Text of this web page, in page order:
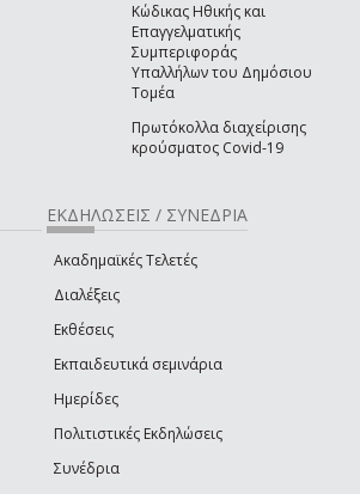
Κώδικας Ηθικής και
Επαγγελματικής
Συμπεριφοράς
Υπαλλήλων του Δημόσιου
Τομέα
Πρωτόκολλα διαχείρισης
κρούσματος Covid-19
ΕΚΔΗΛΩΣΕΙΣ / ΣΥΝΕΔΡΙΑ
Ακαδημαϊκές Τελετές
Διαλέξεις
Εκθέσεις
Εκπαιδευτικά σεμινάρια
Ημερίδες
Πολιτιστικές Εκδηλώσεις
Συνέδρια